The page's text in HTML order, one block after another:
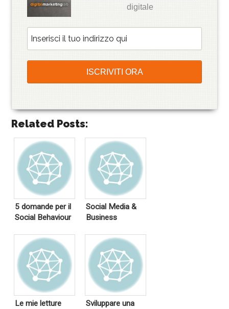
digitale
Related Posts:
5 domande per il
Social Behaviour
Social Media &
Business
Le mie letture
Sviluppare una